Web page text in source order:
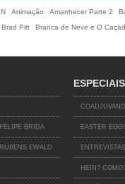
Animação Amanhecer Parte 2
Brad Pitt Branca de Neve e O
BRIDA
EWALD
ESPECIAIS
EASTER
ENTREVISTAS
HEIN?